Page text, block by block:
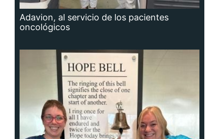
Adavion, al servicio de los pacientes
oncológicos